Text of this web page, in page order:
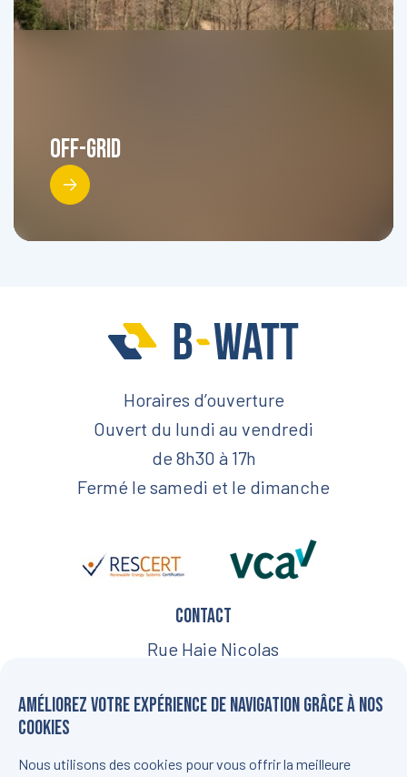
Off-Grid
Horaires d’ouverture
Ouvert du lundi au vendredi
de 8h30 à 17h
Fermé le samedi et le dimanche
Contact
Rue Haie Nicolas
Gembloux
info@b-watt.be
Améliorez votre expérience de navigation grâce à nos
cookies
Nous utilisons des cookies pour vous offrir la meilleure